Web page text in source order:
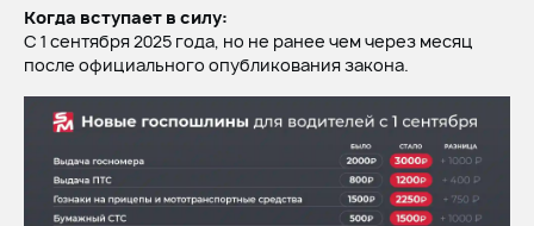
Когда вступает в силу:
С 1 сентября 2025 года, но не ранее чем через месяц
после официального опубликования закона.